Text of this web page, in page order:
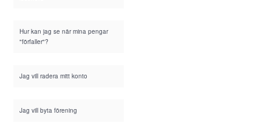
Hur kan jag se när mina pengar
"förfaller"?
Jag vill radera mitt konto
Jag vill byta förening